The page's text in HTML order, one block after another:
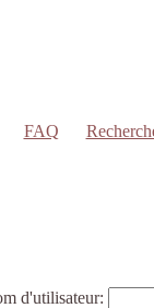
FAQ
d'utilisateur: